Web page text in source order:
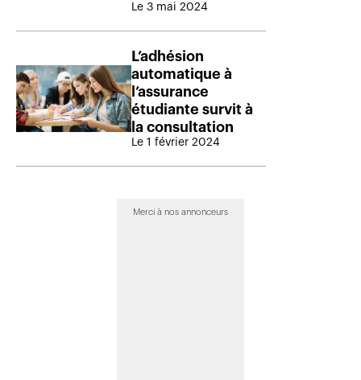
Le 3 mai 2024
L’adhésion
automatique à
l’assurance
étudiante survit à
la consultation
Le 1 février 2024
Merci à nos annonceurs